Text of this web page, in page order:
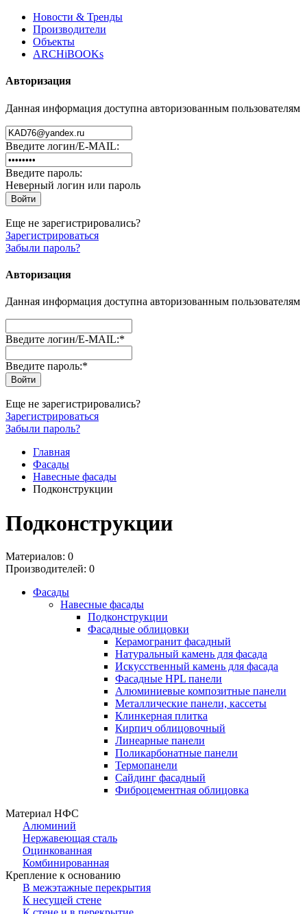
Новости & Тренды
Производители
Объекты
ARCHiBOOKs
Авторизация
Данная информация доступна авторизованным пользователям
Введите логин/E-MAIL:
Введите пароль:
Неверный логин или пароль
Еще не зарегистрировались?
Зарегистрироваться
Забыли пароль?
Авторизация
Данная информация доступна авторизованным пользователям
Введите логин/E-MAIL:*
Введите пароль:*
Еще не зарегистрировались?
Зарегистрироваться
Забыли пароль?
Главная
Фасады
Навесные фасады
Подконструкции
Подконструкции
Материалов: 0
Производителей: 0
Фасады
Навесные фасады
Подконструкции
Фасадные облицовки
Керамогранит фасадный
Натуральный камень для фасада
Искусственный камень для фасада
Фасадные HPL панели
Алюминиевые композитные панели
Металлические панели, кассеты
Клинкерная плитка
Кирпич облицовочный
Линеарные панели
Поликарбонатные панели
Термопанели
Сайдинг фасадный
Фиброцементная облицовка
Материал НФС
Алюминий
Нержавеющая сталь
Оцинкованная
Комбинированная
Крепление к основанию
В межэтажные перекрытия
К несущей стене